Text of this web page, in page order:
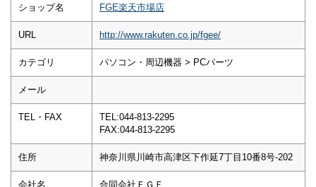
ショップ名 FGE楽天市場店
URL http://www.rakuten.co.jp/fgee/
カテゴリ パソコン・周辺機器 > PCパーツ
メール
TEL・FAX
TEL:044-813-2295
FAX:044-813-2295
住所 神奈川県川崎市高津区下作延7丁目10番8号-202
会社名 合同会社ＦＧＥ